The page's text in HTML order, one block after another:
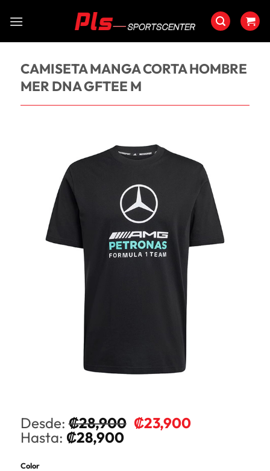
CAMISETA MANGA CORTA HOMBRE
MER DNA GFTEE M
Desde:₡28,900 ₡23,900
Hasta: ₡28,900
Color